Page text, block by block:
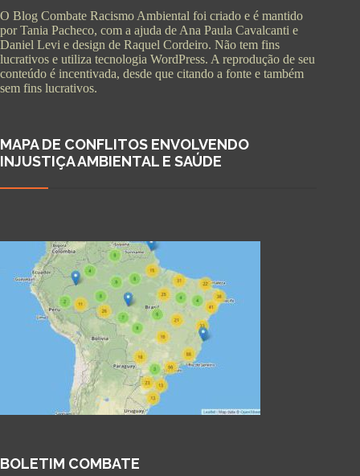
O Blog Combate Racismo Ambiental foi criado e é mantido
por Tania Pacheco, com a ajuda de Ana Paula Cavalcanti e
Daniel Levi e design de Raquel Cordeiro. Não tem fins
lucrativos e utiliza tecnologia WordPress. A reprodução de seu
conteúdo é incentivada, desde que citando a fonte e também
sem fins lucrativos.
MAPA DE CONFLITOS ENVOLVENDO
INJUSTIÇA AMBIENTAL E SAÚDE
BOLETIM COMBATE